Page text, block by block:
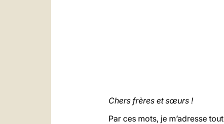
Chers frères et sœurs !
Par ces mots, je m’adresse